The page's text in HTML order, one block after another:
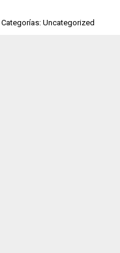
Categorías: Uncategorized